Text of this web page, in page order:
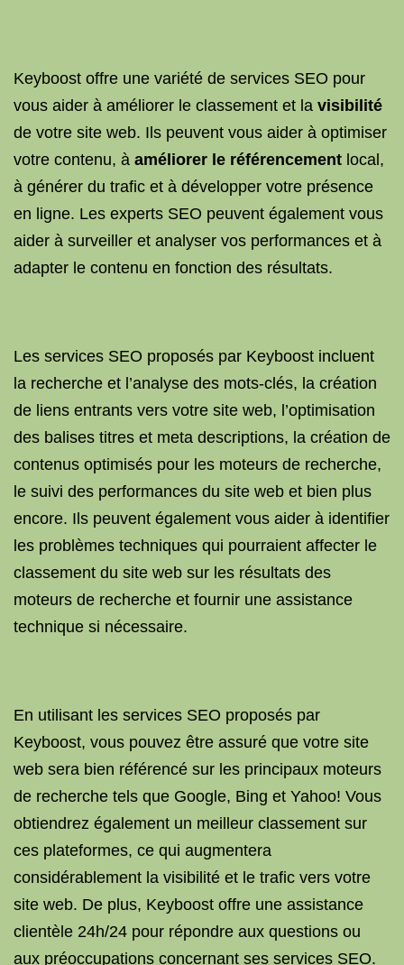
Keyboost offre une variété de services SEO pour
vous aider à améliorer le classement et la visibilité
de votre site web. Ils peuvent vous aider à optimiser
votre contenu, à améliorer le référencement local,
à générer du trafic et à développer votre présence
en ligne. Les experts SEO peuvent également vous
aider à surveiller et analyser vos performances et à
adapter le contenu en fonction des résultats.
Les services SEO proposés par Keyboost incluent
la recherche et l’analyse des mots-clés, la création
de liens entrants vers votre site web, l’optimisation
des balises titres et meta descriptions, la création de
contenus optimisés pour les moteurs de recherche,
le suivi des performances du site web et bien plus
encore. Ils peuvent également vous aider à identifier
les problèmes techniques qui pourraient affecter le
classement du site web sur les résultats des
moteurs de recherche et fournir une assistance
technique si nécessaire.
En utilisant les services SEO proposés par
Keyboost, vous pouvez être assuré que votre site
web sera bien référencé sur les principaux moteurs
de recherche tels que Google, Bing et Yahoo! Vous
obtiendrez également un meilleur classement sur
ces plateformes, ce qui augmentera
considérablement la visibilité et le trafic vers votre
site web. De plus, Keyboost offre une assistance
clientèle 24h/24 pour répondre aux questions ou
aux préoccupations concernant ses services SEO.